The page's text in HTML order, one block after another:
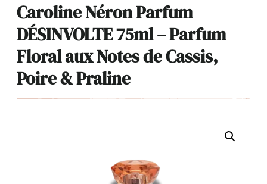
Caroline Néron Parfum
DÉSINVOLTE 75ml – Parfum
Floral aux Notes de Cassis,
Poire & Praline